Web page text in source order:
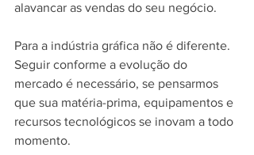
alavancar as vendas do seu negócio.
Para a indústria gráfica não é diferente.
Seguir conforme a evolução do
mercado é necessário, se pensarmos
que sua matéria-prima, equipamentos e
recursos tecnológicos se inovam a todo
momento.